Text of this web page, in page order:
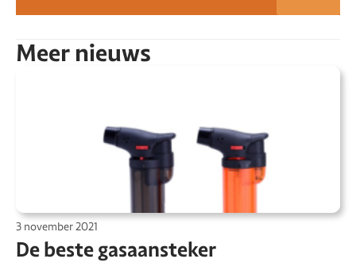
Meer nieuws
3 november 2021
De beste gasaansteker